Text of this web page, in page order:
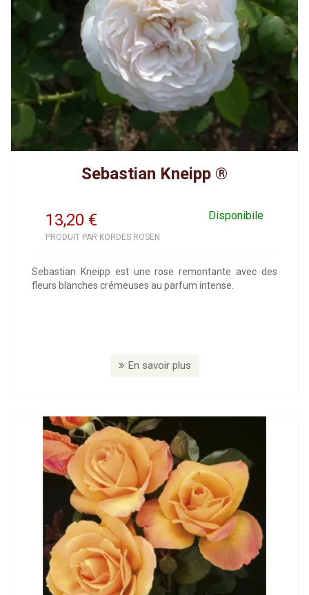
Sebastian Kneipp ®
13,20 Disponibile
€
PRODUIT PAR KORDES ROSEN
Sebastian Kneipp est une rose remontante avec des
fleurs blanches crémeuses au parfum intense.
En savoir plus